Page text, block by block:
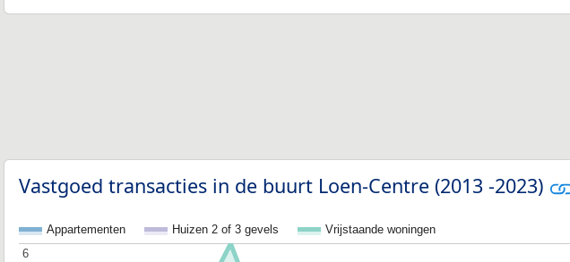
Vastgoed transacties in de buurt Loen-Centre (2013 -2023)
Appartementen Huizen 2 of 3 gevels Vrijstaande woningen
6
6